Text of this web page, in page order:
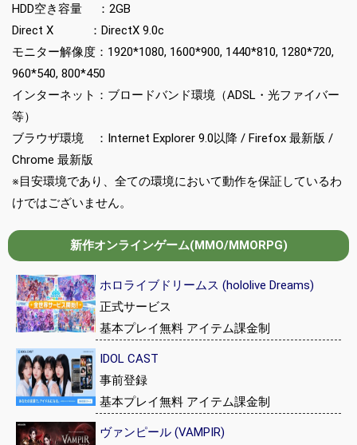
HDD空き容量 ：2GB
Direct X ：DirectX 9.0c
モニター解像度：1920*1080, 1600*900, 1440*810, 1280*720,
960*540, 800*450
インターネット：ブロードバンド環境（ADSL・光ファイバー
等）
ブラウザ環境 ：Internet Explorer 9.0以降 / Firefox 最新版 /
Chrome 最新版
※目安環境であり、全ての環境において動作を保証しているわ
けではございません。
新作オンラインゲーム(MMO/MMORPG)
ホロライブドリームス (hololive Dreams)
正式サービス
基本プレイ無料 アイテム課金制
IDOL CAST
事前登録
基本プレイ無料 アイテム課金制
ヴァンピール (VAMPIR)